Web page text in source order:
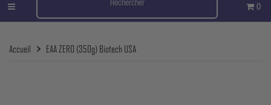
0
Accueil EAA ZERO (350g) Biotech USA